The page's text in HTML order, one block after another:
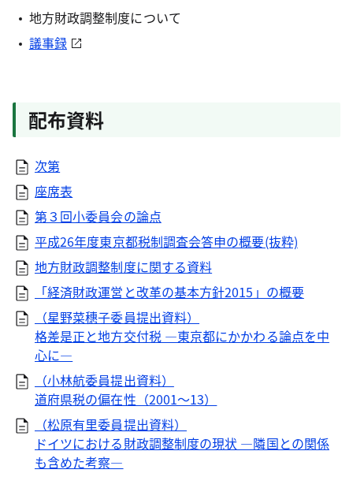
地方財政調整制度について
議事録
配布資料
次第
座席表
第３回小委員会の論点
平成26年度東京都税制調査会答申の概要(抜粋)
地方財政調整制度に関する資料
「経済財政運営と改革の基本方針2015」の概要
（星野菜穗子委員提出資料）
格差是正と地方交付税 ―東京都にかかわる論点を中
心に―
（小林航委員提出資料）
道府県税の偏在性（2001～13）
（松原有里委員提出資料）
ドイツにおける財政調整制度の現状 ―隣国との関係
も含めた考察―